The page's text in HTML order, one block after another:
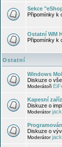
Sekce
Připomínky k
Ostatní WM
Připomínky k
Ostatní
Windows
Diskuze o
Moderátoři
Kapesní
Diskuze o
Moderátor
Diskuze o
Moderátor